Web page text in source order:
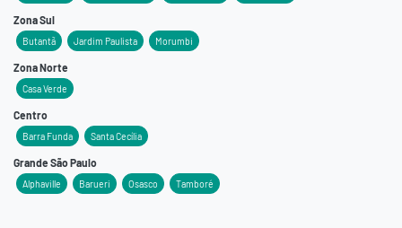
Zona Sul
Butantã Jardim Paulista Morumbi
Zona Norte
Casa Verde
Centro
Barra Funda Santa Cecília
Grande São Paulo
Alphaville Barueri Osasco Tamboré